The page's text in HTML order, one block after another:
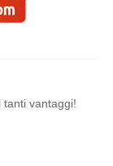
tanti vantaggi!